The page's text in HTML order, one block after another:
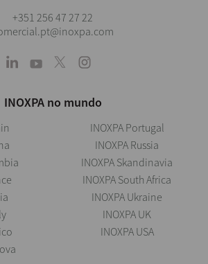
+351 256 47 27 22
INOXPA no mundo
INOXPA Portugal
INOXPA Russia
INOXPA Skandinavia
INOXPA South Africa
INOXPA Ukraine
INOXPA UK
INOXPA USA